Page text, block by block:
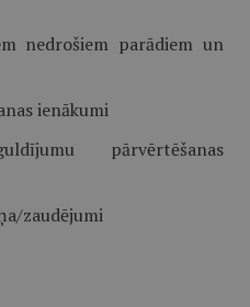
nedrošiem parādiem un
ienākumi
pārvērtēšanas
zaudējumi